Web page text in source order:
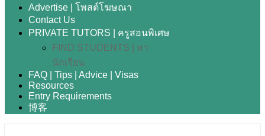
Advertise | โพสต์โฆษณา
Contact Us
PRIVATE TUTORS | ครูสอนพิเศษ
FIND STUDENTS | หา
นักเรียน
FAQ | Tips | Advice | Visas
Resources
Entry Requirements
博客